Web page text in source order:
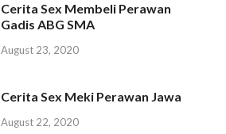
Cerita Sex Membeli Perawan
Gadis ABG SMA
August 23, 2020
Cerita Sex Meki Perawan Jawa
August 22, 2020